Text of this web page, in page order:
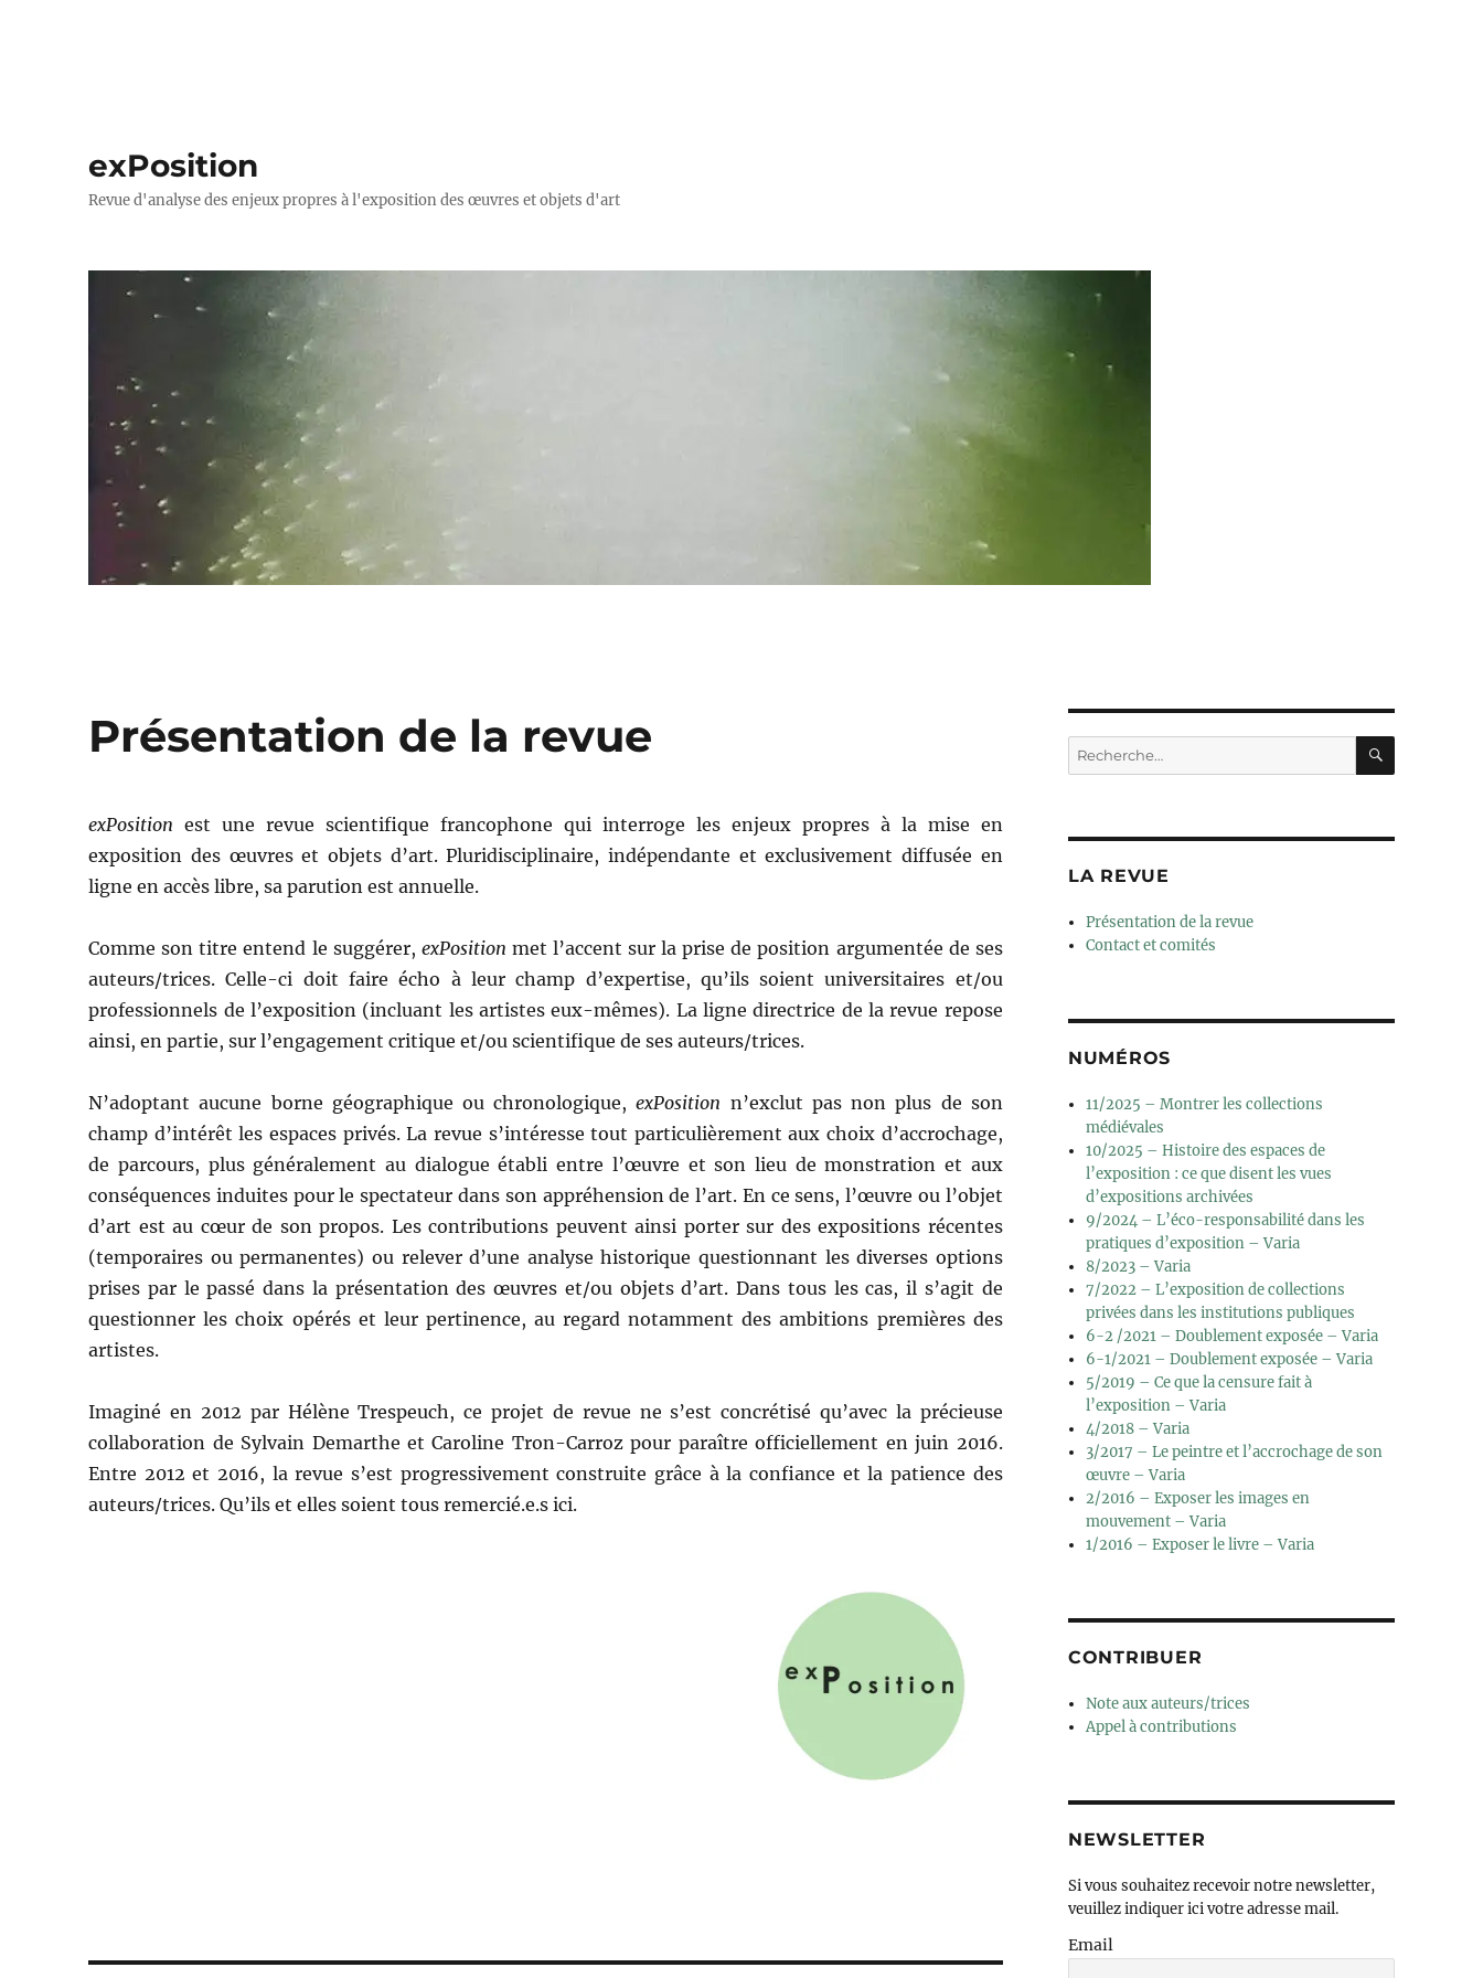
exPosition
Revue d'analyse des enjeux propres à l'exposition des œuvres et objets d'art
Présentation de la revue
exPosition est une revue scientifique francophone qui interroge les enjeux propres à la mise en
exposition des œuvres et objets d’art. Pluridisciplinaire, indépendante et exclusivement diffusée en
ligne en accès libre, sa parution est annuelle.
Comme son titre entend le suggérer, exPosition met l’accent sur la prise de position argumentée de ses
auteurs/trices. Celle-ci doit faire écho à leur champ d’expertise, qu’ils soient universitaires et/ou
professionnels de l’exposition (incluant les artistes eux-mêmes). La ligne directrice de la revue repose
ainsi, en partie, sur l’engagement critique et/ou scientifique de ses auteurs/trices.
N’adoptant aucune borne géographique ou chronologique,exPosition n’exclut pas non plus de son
champ d’intérêt les espaces privés. La revue s’intéresse tout particulièrement aux choix d’accrochage,
de parcours, plus généralement au dialogue établi entre l’œuvre et son lieu de monstration et aux
conséquences induites pour le spectateur dans son appréhension de l’art. En ce sens, l’œuvre ou l’objet
d’art est au cœur de son propos. Les contributions peuvent ainsi porter sur des expositions récentes
(temporaires ou permanentes) ou relever d’une analyse historique questionnant les diverses options
prises par le passé dans la présentation des œuvres et/ou objets d’art. Dans tous les cas, il s’agit de
questionner les choix opérés et leur pertinence, au regard notamment des ambitions premières des
artistes.
Imaginé en 2012 par Hélène Trespeuch, ce projet de revue ne s’est concrétisé qu’avec la précieuse
collaboration de Sylvain Demarthe et Caroline Tron-Carroz pour paraître officiellement en juin 2016.
Entre 2012 et 2016, la revue s’est progressivement construite grâce à la confiance et la patience des
auteurs/trices. Qu’ils et elles soient tous remercié.e.s ici.
Recherche
pour :
LA REVUE
Présentation de la revue
Contact et comités
NUMÉROS
11/2025 – Montrer les collections
médiévales
10/2025 – Histoire des espaces de
l’exposition : ce que disent les vues
d’expositions archivées
9/2024 – L’éco-responsabilité dans les
pratiques d’exposition – Varia
8/2023 – Varia
7/2022 – L’exposition de collections
privées dans les institutions publiques
6-2 /2021 – Doublement exposée – Varia
6-1/2021 – Doublement exposée – Varia
5/2019 – Ce que la censure fait à
l’exposition – Varia
4/2018 – Varia
3/2017 – Le peintre et l’accrochage de son
œuvre – Varia
2/2016 – Exposer les images en
mouvement – Varia
1/2016 – Exposer le livre – Varia
CONTRIBUER
Note aux auteurs/trices
Appel à contributions
NEWSLETTER
Si vous souhaitez recevoir notre newsletter,
veuillez indiquer ici votre adresse mail.
Email